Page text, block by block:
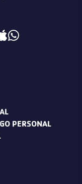
PERSONAL